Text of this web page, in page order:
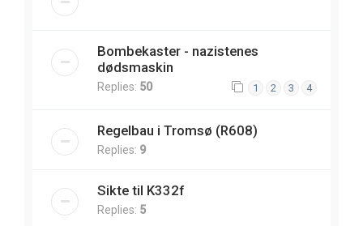
Bombekaster - nazistenes
dødsmaskin
Replies: 50 1 2 3 4
Regelbau i Tromsø (R608)
Replies: 9
Sikte til K332f
Replies: 5